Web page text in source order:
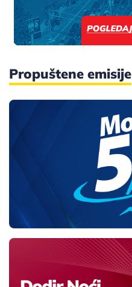
Propuštene emisije